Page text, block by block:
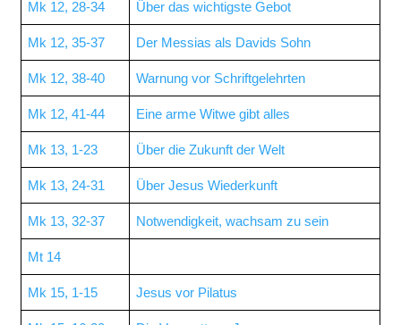
Mk 12, 28-34 Über das wichtigste Gebot
Mk 12, 35-37 Der Messias als Davids Sohn
Mk 12, 38-40 Warnung vor Schriftgelehrten
Mk 12, 41-44 Eine arme Witwe gibt alles
Mk 13, 1-23 Über die Zukunft der Welt
Mk 13, 24-31 Über Jesus Wiederkunft
Mk 13, 32-37 Notwendigkeit, wachsam zu sein
Mt 14
Mk 15, 1-15 Jesus vor Pilatus